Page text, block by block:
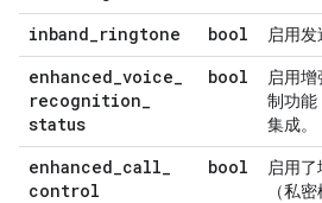
inband_ringtone bool 启用发
enhanced_voice_
recognition_
status
bool
启用
制功能
集成。
enhanced_call_
control
bool
启用了
（私